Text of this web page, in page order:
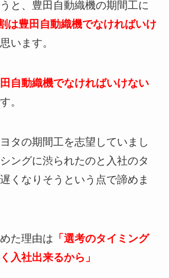
と、豊田自動織機の期間工に
は豊田自動織機でなければいけ
います。
自動織機でなければいけない
。
タの期間工を志望していまし
ングに渋られたのと入社のタ
くなりそうという点で諦めま
た理由は 「選考のタイミング
入社出来るから」